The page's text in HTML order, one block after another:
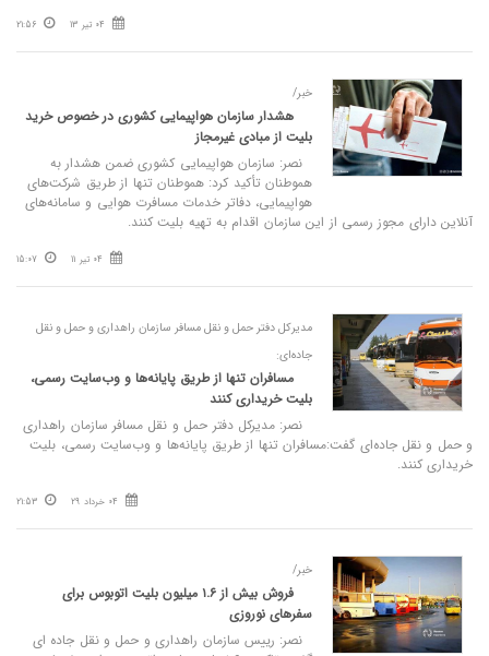
04 تیر 13 21:56
خبر/
هشدار سازمان هواپیمایی کشوری در خصوص خرید
بلیت از مبادی غیرمجاز
نصر: سازمان هواپیمایی کشوری ضمن هشدار به
هموطنان تأکید کرد: هموطنان تنها از طریق شرکت‌های
هواپیمایی، دفاتر خدمات مسافرت هوایی و سامانه‌های
آنلاین دارای مجوز رسمی از این سازمان اقدام به تهیه بلیت کنند.
04 تیر 11 15:07
مدیرکل دفتر حمل و نقل مسافر سازمان راهداری و حمل و نقل
جاده‌ای:
مسافران تنها از طریق پایانه‌ها و وب‌سایت رسمی،
بلیت خریداری کنند
نصر: مدیرکل دفتر حمل و نقل مسافر سازمان راهداری
و حمل و نقل جاده‌ای گفت:مسافران تنها از طریق پایانه‌ها و وب‌سایت رسمی، بلیت
خریداری کنند.
04 خرداد 29 21:53
خبر/
فروش بیش از ۱.۶ میلیون بلیت اتوبوس برای
سفرهای نوروزی
نصر: رییس سازمان راهداری و حمل و نقل جاده ای